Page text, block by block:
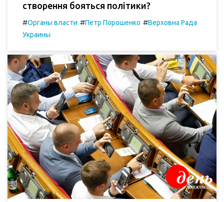
створення бояться політики?
#Органы власти #Петр Порошенко #Верховна Рада
Украины